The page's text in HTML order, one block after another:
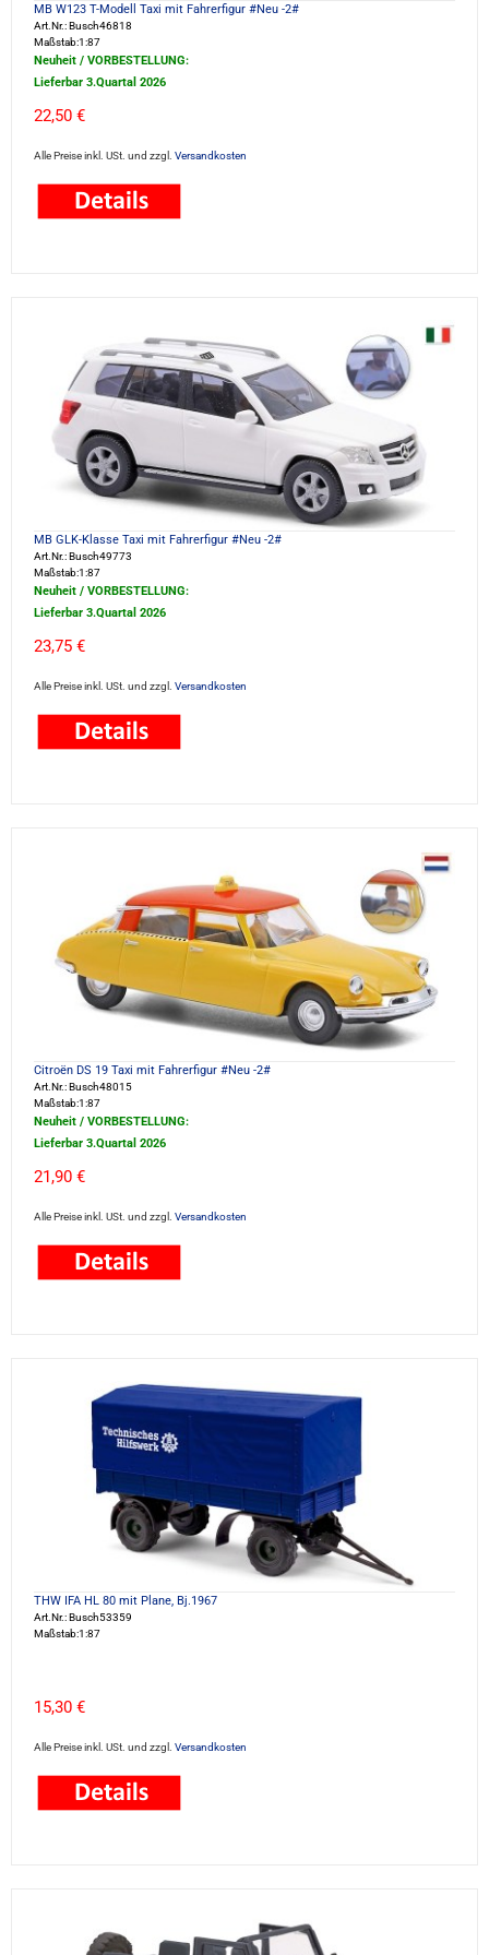
MB W123 T-Modell Taxi mit Fahrerfigur #Neu -2#
Art.Nr.: Busch46818
Maßstab:1:87
Neuheit / VORBESTELLUNG:
Lieferbar 3.Quartal 2026
22,50 €
Alle Preise inkl. USt. und zzgl. Versandkosten
MB GLK-Klasse Taxi mit Fahrerfigur #Neu -2#
Art.Nr.: Busch49773
Maßstab:1:87
Neuheit / VORBESTELLUNG:
Lieferbar 3.Quartal 2026
23,75 €
Alle Preise inkl. USt. und zzgl. Versandkosten
Citroën DS 19 Taxi mit Fahrerfigur #Neu -2#
Art.Nr.: Busch48015
Maßstab:1:87
Neuheit / VORBESTELLUNG:
Lieferbar 3.Quartal 2026
21,90 €
Alle Preise inkl. USt. und zzgl. Versandkosten
THW IFA HL 80 mit Plane, Bj.1967
Art.Nr.: Busch53359
Maßstab:1:87
15,30 €
Alle Preise inkl. USt. und zzgl. Versandkosten